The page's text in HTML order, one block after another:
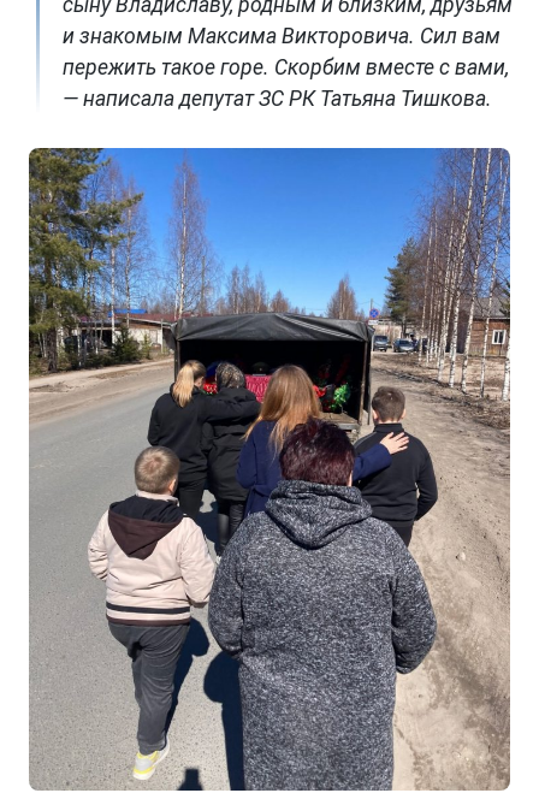
и знакомым Максима Викторовича. Сил вам
пережить такое горе. Скорбим вместе с вами,
— написала депутат ЗС РК Татьяна Тишкова.